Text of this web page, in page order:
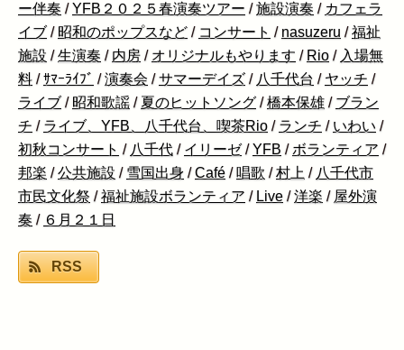
ー伴奏 /YFB２０２５春演奏ツアー /施設演奏 / カフェラ
イブ / 昭和のポップスなど / コンサート / nasuzeru /福祉
施設 /生演奏 / 内房 / オリジナルもやります / Rio / 入場無
料 /ｻﾏｰﾗｲﾌﾞ /演奏会 /サマーデイズ / 八千代台 / ヤッチ /
ライブ / 昭和歌謡 / 夏のヒットソング /橋本保雄 / ブラン
チ / ライブ、YFB、八千代台、喫茶Rio / ランチ / いわい /
初秋コンサート / 八千代 / イリーゼ /YFB / ボランティア /
邦楽 /公共施設 / 雪国出身 /Café / 唱歌 /村上 / 八千代市
市民文化祭 /福祉施設ボランティア / Live /洋楽 / 屋外演
奏 / ６月２１日
RSS